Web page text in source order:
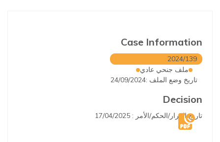
Case Information
2024/139
ملف جنحي عادي
تاريخ وضع الملف :24/09/2024
Decision
تاريخ القرار/الحكم/الأمر : 17/04/2025